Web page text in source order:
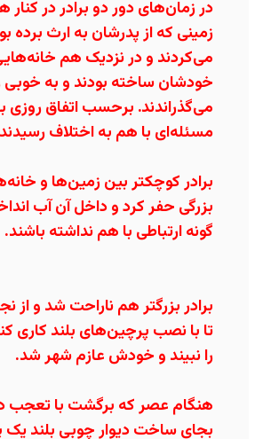
در زمان‌های دور دو برادر در کنار
زمینی که از پدرشان به ارث برده
می‌کردند و در نزدیک هم
خودشان ساخته بودند و به خوبی
می‌گذراندند. برحسب اتفاق روزی
مسئله‌ای با هم به اختلاف رسیدند.
برادر کوچکتر بین زمین‌ها و
بزرگی حفر کرد و داخل آن آب
گونه ارتباطی با هم نداشته باشند.
برادر بزرگتر هم ناراحت شد و از
تا با نصب پرچین‌های بلند کاری
را نبیند و خودش عازم شهر شد.
هنگام عصر که برگشت با تعجب
بجای ساخت دیوار چوبی بلند یک